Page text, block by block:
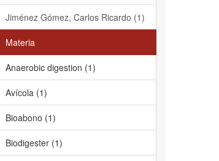
Jiménez Gómez, Carlos Ricardo (1)
Materia
Anaerobic digestion (1)
Avícola (1)
Bioabono (1)
Biodigester (1)